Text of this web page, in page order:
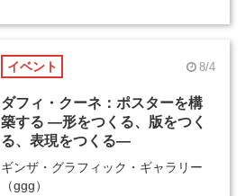
イベント 8/4
ダフィ・クーネ：ポスターを構
築する ―形をつくる、版をつく
る、表現をつくる―
ギンザ・グラフィック・ギャラリー
（ggg）